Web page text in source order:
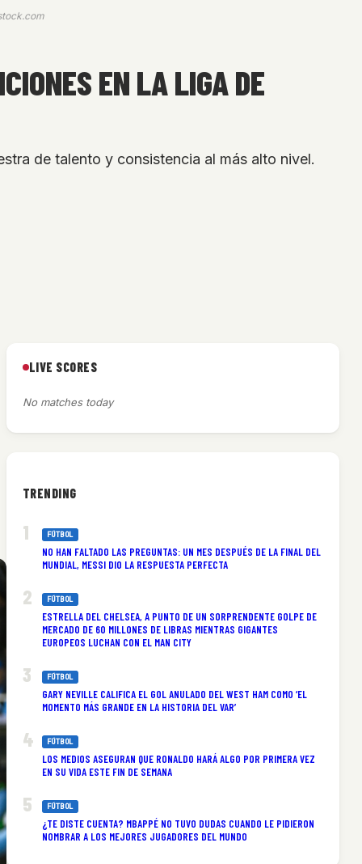
EN LA LIGA DE
de talento y consistencia al más alto nivel.
LIVE SCORES
No matches today
TRENDING
FÚTBOL
NO HAN FALTADO LAS PREGUNTAS: UN MES DESPUÉS DE LA FINAL DEL
MUNDIAL, MESSI DIO LA RESPUESTA PERFECTA
FÚTBOL
ESTRELLA DEL CHELSEA, A PUNTO DE UN SORPRENDENTE GOLPE DE
MERCADO DE 60 MILLONES DE LIBRAS MIENTRAS GIGANTES
EUROPEOS LUCHAN CON EL MAN CITY
FÚTBOL
GARY NEVILLE CALIFICA EL GOL ANULADO DEL WEST HAM COMO ‘EL
MOMENTO MÁS GRANDE EN LA HISTORIA DEL VAR’
FÚTBOL
LOS MEDIOS ASEGURAN QUE RONALDO HARÁ ALGO POR PRIMERA VEZ
EN SU VIDA ESTE FIN DE SEMANA
FÚTBOL
¿TE DISTE CUENTA? MBAPPÉ NO TUVO DUDAS CUANDO LE PIDIERON
NOMBRAR A LOS MEJORES JUGADORES DEL MUNDO